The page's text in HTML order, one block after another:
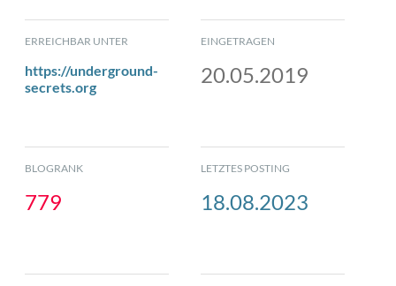
ERREICHBAR UNTER
https://underground-
secrets.org
EINGETRAGEN
20.05.2019
BLOGRANK
779
LETZTES POSTING
18.08.2023